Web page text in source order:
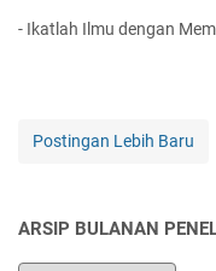
- Ikatlah Ilmu dengan
Postingan Lebih Baru
ARSIP BULANAN